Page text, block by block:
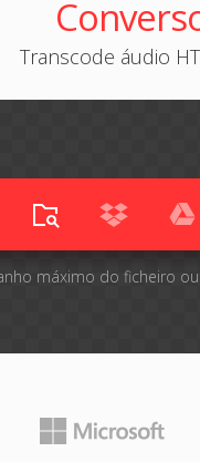
Transcode áudio
máximo do ficheiro ou